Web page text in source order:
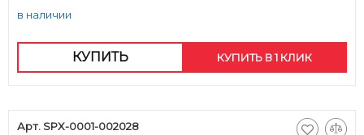
в наличии
КУПИТЬ КУПИТЬ В 1 КЛИК
Арт. SPX-0001-002028